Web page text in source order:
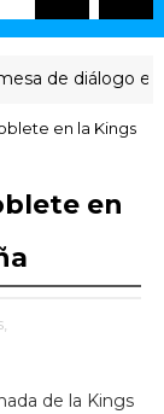
de diálogo
en la Kings
en
de la Kings